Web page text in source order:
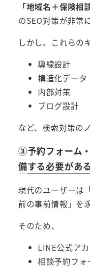
「地域名＋保険相
のSEO対策が非常
しかし、これらの
導線設計
構造化データ
内部対策
ブログ設計
など、検索対策の
③予約フォーム
備する必要がある
現代のユーザーは
前の事前情報」を
そのため、
LINE公式ア
相談予約フォ